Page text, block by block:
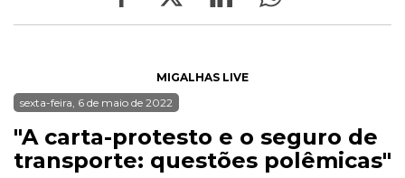
MIGALHAS LIVE
sexta-feira, 6 de maio de 2022
"A carta-protesto e o seguro de
transporte: questões polêmicas"